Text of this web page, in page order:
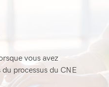
vous avez
processus du CNE